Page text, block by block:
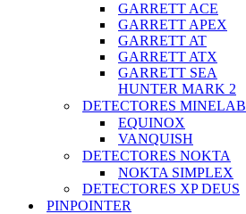
GARRETT ACE
GARRETT APEX
GARRETT AT
GARRETT ATX
GARRETT SEA
HUNTER MARK 2
DETECTORES MINELAB
EQUINOX
VANQUISH
DETECTORES NOKTA
NOKTA SIMPLEX
DETECTORES XP DEUS
PINPOINTER